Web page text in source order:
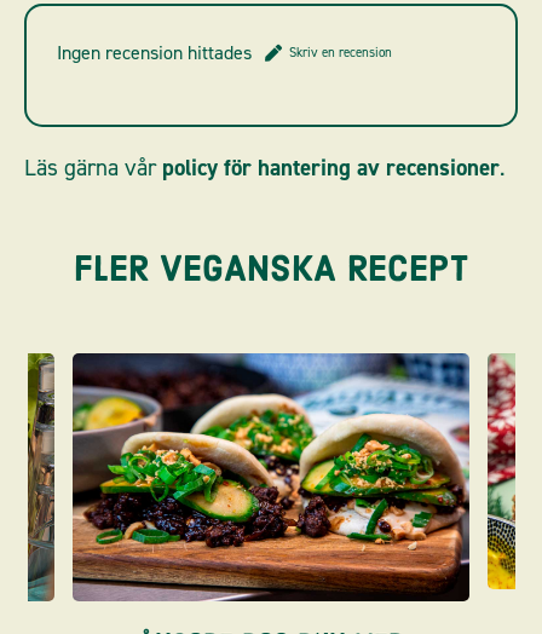
Ingen recension hittades Skriv en recension
Läs gärna vår policy för hantering av recensioner.
FLER VEGANSKA RECEPT